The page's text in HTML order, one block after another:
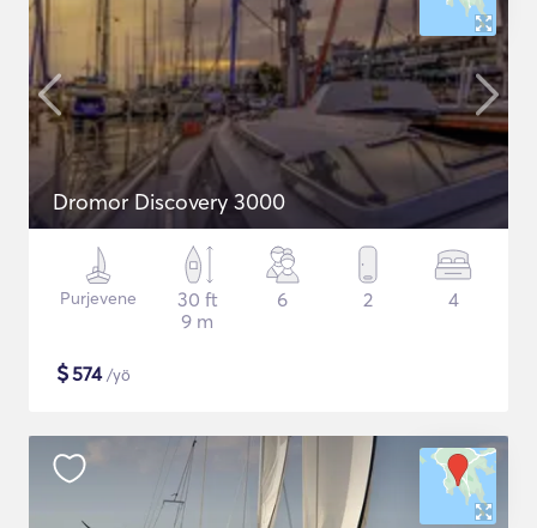
Dromor Discovery 3000
Purjevene
30 ft
9 m
6 2 4
$574/yö